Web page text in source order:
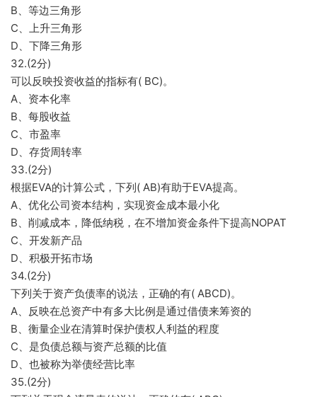
B、等边三角形
C、上升三角形
D、下降三角形
32.(2分)
可以反映投资收益的指标有( BC)。
A、资本化率
B、每股收益
C、市盈率
D、存货周转率
33.(2分)
根据EVA的计算公式，下列( AB)有助于EVA提高。
A、优化公司资本结构，实现资金成本最小化
B、削减成本，降低纳税，在不增加资金条件下提高NOPAT
C、开发新产品
D、积极开拓市场
34.(2分)
下列关于资产负债率的说法，正确的有( ABCD)。
A、反映在总资产中有多大比例是通过借债来筹资的
B、衡量企业在清算时保护债权人利益的程度
C、是负债总额与资产总额的比值
D、也被称为举债经营比率
35.(2分)